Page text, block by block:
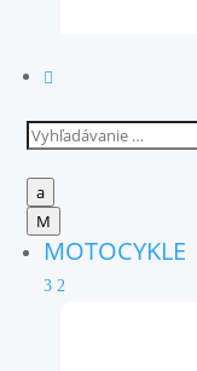

a
M
MOTOCYKLE
3 2